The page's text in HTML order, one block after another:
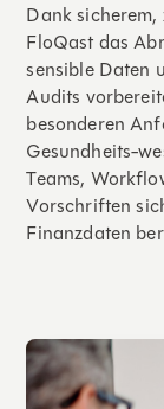
Dank
FloQast das
sensible Daten
Audits
besonderen
Gesundheits-
Teams,
Vorschriften
Finanzdaten